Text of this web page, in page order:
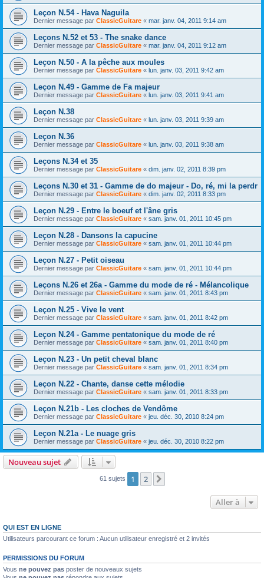
Leçon N.54 - Hava Naguila
Dernier message par ClassicGuitare « mar. janv. 04, 2011 9:14 am
Leçons N.52 et 53 - The snake dance
Dernier message par ClassicGuitare « mar. janv. 04, 2011 9:12 am
Leçon N.50 - A la pêche aux moules
Dernier message par ClassicGuitare « lun. janv. 03, 2011 9:42 am
Leçon N.49 - Gamme de Fa majeur
Dernier message par ClassicGuitare « lun. janv. 03, 2011 9:41 am
Leçon N.38
Dernier message par ClassicGuitare « lun. janv. 03, 2011 9:39 am
Leçon N.36
Dernier message par ClassicGuitare « lun. janv. 03, 2011 9:38 am
Leçons N.34 et 35
Dernier message par ClassicGuitare « dim. janv. 02, 2011 8:39 pm
Leçons N.30 et 31 - Gamme de do majeur - Do, ré, mi la perdr
Dernier message par ClassicGuitare « dim. janv. 02, 2011 8:33 pm
Leçon N.29 - Entre le boeuf et l'âne gris
Dernier message par ClassicGuitare « sam. janv. 01, 2011 10:45 pm
Leçon N.28 - Dansons la capucine
Dernier message par ClassicGuitare « sam. janv. 01, 2011 10:44 pm
Leçon N.27 - Petit oiseau
Dernier message par ClassicGuitare « sam. janv. 01, 2011 10:44 pm
Leçons N.26 et 26a - Gamme du mode de ré - Mélancolique
Dernier message par ClassicGuitare « sam. janv. 01, 2011 8:43 pm
Leçon N.25 - Vive le vent
Dernier message par ClassicGuitare « sam. janv. 01, 2011 8:42 pm
Leçon N.24 - Gamme pentatonique du mode de ré
Dernier message par ClassicGuitare « sam. janv. 01, 2011 8:40 pm
Leçon N.23 - Un petit cheval blanc
Dernier message par ClassicGuitare « sam. janv. 01, 2011 8:34 pm
Leçon N.22 - Chante, danse cette mélodie
Dernier message par ClassicGuitare « sam. janv. 01, 2011 8:33 pm
Leçon N.21b - Les cloches de Vendôme
Dernier message par ClassicGuitare « jeu. déc. 30, 2010 8:24 pm
Leçon N.21a - Le nuage gris
Dernier message par ClassicGuitare « jeu. déc. 30, 2010 8:22 pm
Nouveau sujet
61 sujets 1 2
Aller à
QUI EST EN LIGNE
Utilisateurs parcourant ce forum : Aucun utilisateur enregistré et 2 invités
PERMISSIONS DU FORUM
Vous ne pouvez pas poster de nouveaux sujets